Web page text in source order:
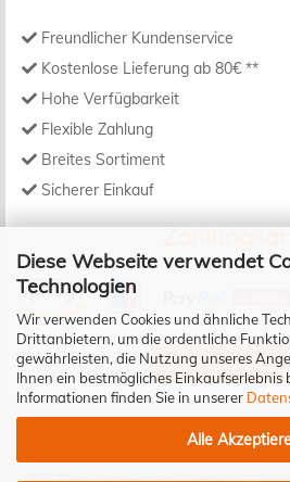
Diese Webseite verwendet
Technologien
Wir verwenden Cookies und ähnliche
Drittanbietern, um die ordentliche
gewährleisten, die Nutzung unseres
Ihnen ein bestmögliches
Informationen finden Sie in unserer
Alle
Freundlicher Kundenservice
Kostenlose Lieferung ab 80€ **
Hohe Verfügbarkeit
Flexible Zahlung
Breites Sortiment
Sicherer Einkauf
Bestellung